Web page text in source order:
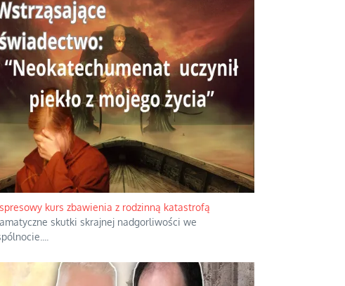
kurs zbawienia z rodzinną katastrofą
skutki skrajnej nadgorliwości we